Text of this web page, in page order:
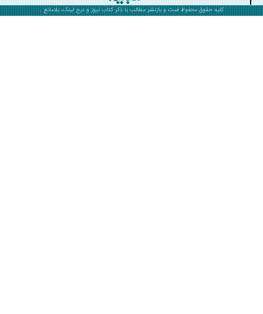
کلیه حقوق محفوظ است و بازنشر مطالب با ذکرکتاب نیوز و درج لینک، بلامانع .